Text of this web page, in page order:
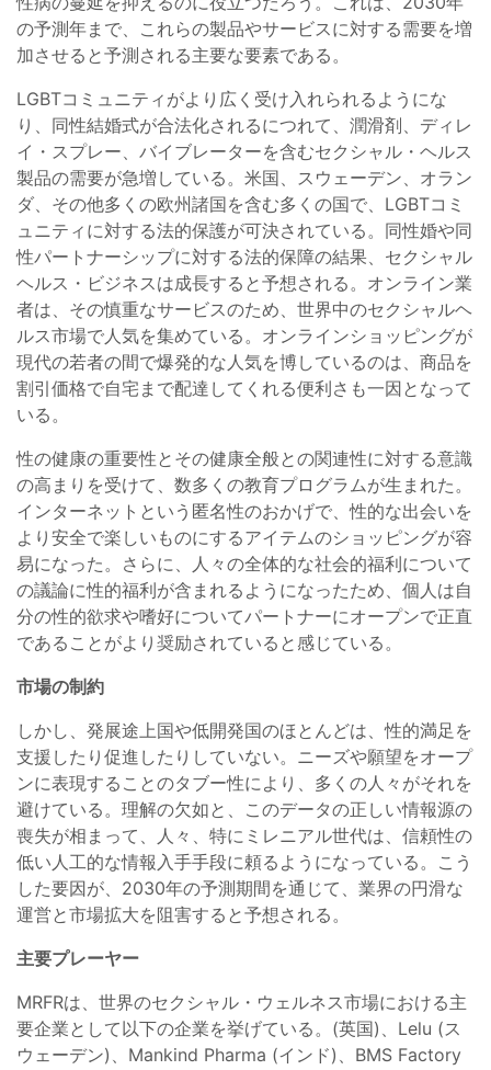
の予測年まで、これらの製品やサービスに対する需要を増
加させると予測される主要な要素である。
LGBTコミュニティがより広く受け入れられるようにな
り、同性結婚式が合法化されるにつれて、潤滑剤、ディレ
イ・スプレー、バイブレーターを含むセクシャル・ヘルス
製品の需要が急増している。米国、スウェーデン、オラン
ダ、その他多くの欧州諸国を含む多くの国で、LGBTコミ
ュニティに対する法的保護が可決されている。同性婚や同
性パートナーシップに対する法的保障の結果、セクシャル
ヘルス・ビジネスは成長すると予想される。オンライン業
者は、その慎重なサービスのため、世界中のセクシャルヘ
ルス市場で人気を集めている。オンラインショッピングが
現代の若者の間で爆発的な人気を博しているのは、商品を
割引価格で自宅まで配達してくれる便利さも一因となって
いる。
性の健康の重要性とその健康全般との関連性に対する意識
の高まりを受けて、数多くの教育プログラムが生まれた。
インターネットという匿名性のおかげで、性的な出会いを
より安全で楽しいものにするアイテムのショッピングが容
易になった。さらに、人々の全体的な社会的福利について
の議論に性的福利が含まれるようになったため、個人は自
分の性的欲求や嗜好についてパートナーにオープンで正直
であることがより奨励されていると感じている。
市場の制約
しかし、発展途上国や低開発国のほとんどは、性的満足を
支援したり促進したりしていない。ニーズや願望をオープ
ンに表現することのタブー性により、多くの人々がそれを
避けている。理解の欠如と、このデータの正しい情報源の
喪失が相まって、人々、特にミレニアル世代は、信頼性の
低い人工的な情報入手手段に頼るようになっている。こう
した要因が、2030年の予測期間を通じて、業界の円滑な
運営と市場拡大を阻害すると予想される。
主要プレーヤー
MRFRは、世界のセクシャル・ウェルネス市場における主
要企業として以下の企業を挙げている。(英国)、Lelu (ス
ウェーデン)、Mankind Pharma (インド)、BMS Factory